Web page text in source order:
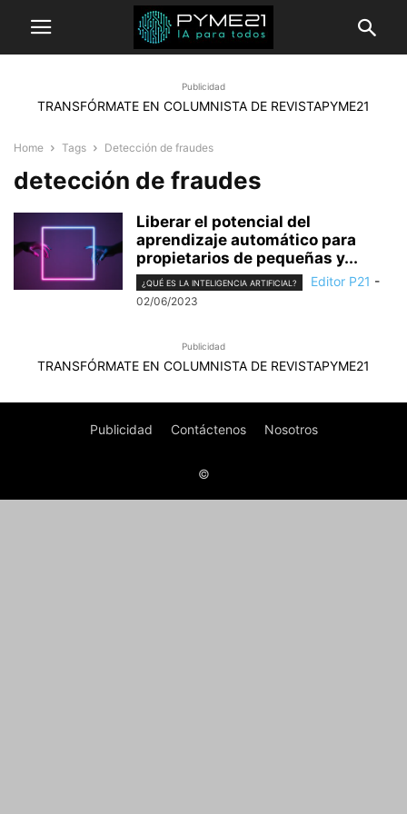
Publicidad
TRANSFÓRMATE EN COLUMNISTA DE REVISTAPYME21
Home Tags Detección de fraudes
detección de fraudes
Liberar el potencial del
aprendizaje automático para
propietarios de pequeñas y...
¿QUÉ ES LA INTELIGENCIA ARTIFICIAL? Editor P21 -
02/06/2023
Publicidad
TRANSFÓRMATE EN COLUMNISTA DE REVISTAPYME21
Publicidad Contáctenos Nosotros
©